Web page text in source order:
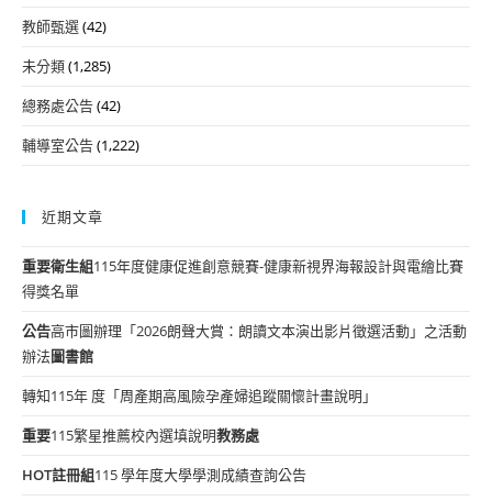
教師甄選(42)
未分類(1,285)
總務處公告(42)
輔導室公告(1,222)
近期文章
重要衛生組115年度健康促進創意競賽-健康新視界海報設計與電繪比賽
得獎名單
公告高市圖辦理「2026朗聲大賞：朗讀文本演出影片徵選活動」之活動
辦法圖書館
轉知115年 度「周產期高風險孕產婦追蹤關懷計畫說明」
重要115繁星推薦校內選填說明教務處
HOT註冊組115 學年度大學學測成績查詢公告